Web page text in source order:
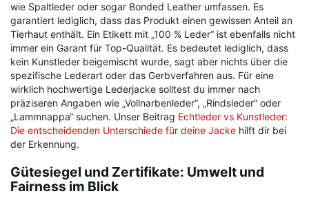
wie Spaltleder oder sogar Bonded Leather umfassen. Es
garantiert lediglich, dass das Produkt einen gewissen Anteil an
Tierhaut enthält. Ein Etikett mit „100 % Leder“ ist ebenfalls nicht
immer ein Garant für Top-Qualität. Es bedeutet lediglich, dass
kein Kunstleder beigemischt wurde, sagt aber nichts über die
spezifische Lederart oder das Gerbverfahren aus. Für eine
wirklich hochwertige Lederjacke solltest du immer nach
präziseren Angaben wie „Vollnarbenleder“, „Rindsleder“ oder
„Lammnappa“ suchen. Unser Beitrag Echtleder vs Kunstleder:
Die entscheidenden Unterschiede für deine Jacke hilft dir bei
der Erkennung.
Gütesiegel und Zertifikate: Umwelt und
Fairness im Blick